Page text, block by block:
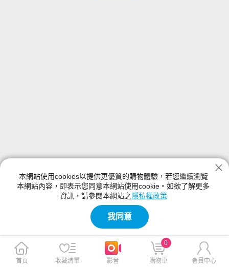
本網站使用cookies以提供更優質的購物體驗，若您繼續瀏覽
本網站內容，即表示您同意本網站使用cookie。如欲了解更多
資訊，請參閱本網站之 隱私權政策
我同意
首頁 收藏清單 影音 購物車
0
會員中心